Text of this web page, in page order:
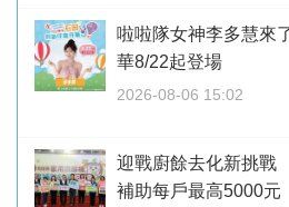
啦啦隊女神李多慧
華8/22起登場
2026-08-06 15:02
迎戰廚餘去化新挑
補助每戶最高5000元